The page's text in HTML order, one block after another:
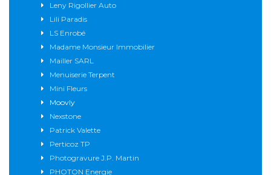
Leny Rigollier Auto
Lili Paradis
LS Enrobé
Madame Monsieur Immobilier
Mailler SARL
Menuiserie Terpent
Mini Fleurs
Moovly
Nexstone
Patrick Valette
Perticoz TP
Photogravure J.P. Martin
PHOTON Energie